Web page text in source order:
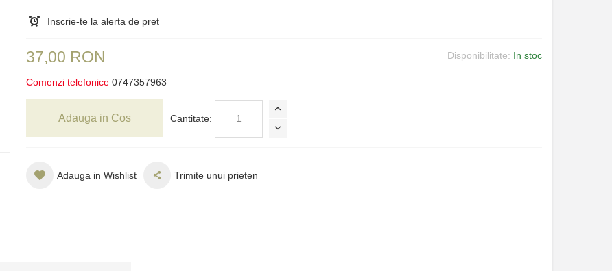
Inscrie-te la alerta de pret
Disponibilitate: In stoc
37,00 RON
Comenzi telefonice 0747357963
Cantitate:
Adauga in Cos
Adauga in Wishlist Trimite unui prieten